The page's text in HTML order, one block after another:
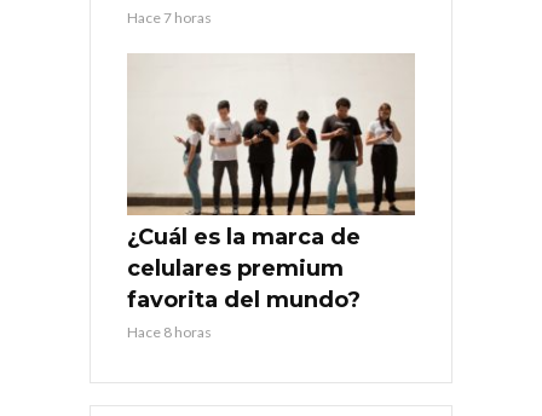
Hace 7 horas
¿Cuál es la marca de
celulares premium
favorita del mundo?
Hace 8 horas